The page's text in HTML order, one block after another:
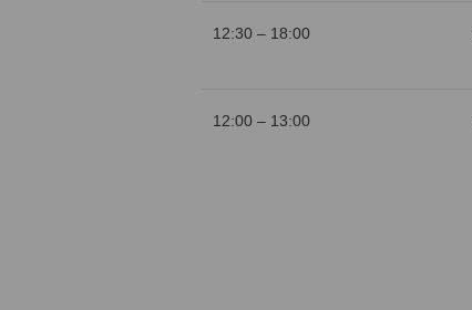
12:30 – 18:00
12:00 – 13:00